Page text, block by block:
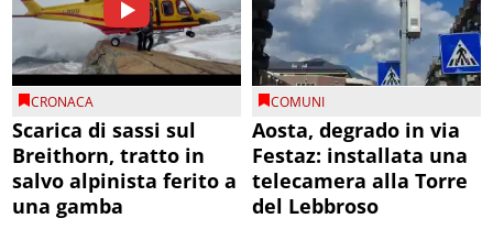
CRONACA
Scarica di sassi sul
Breithorn, tratto in
salvo alpinista ferito a
una gamba
COMUNI
Aosta, degrado in via
Festaz: installata una
telecamera alla Torre
del Lebbroso